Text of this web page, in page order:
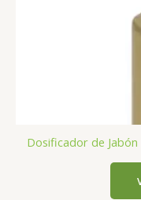
Dosificador de